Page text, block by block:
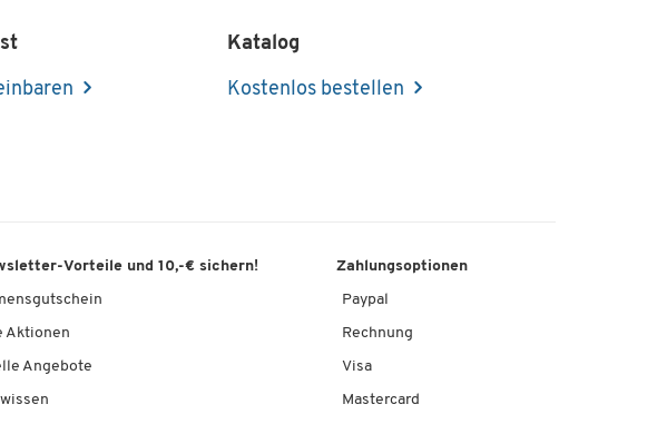
Katalog
Kostenlos bestellen
Vorteile und 10,-€ sichern!
Aktionen
Angebote
Zahlungsoptionen
Paypal
Rechnung
Visa
Mastercard